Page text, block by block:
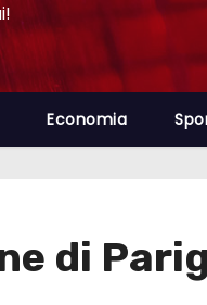
Economia
di